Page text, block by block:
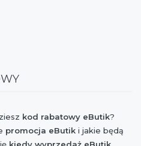
kod rabatowy eButik?
promocja eButik i jakie będą